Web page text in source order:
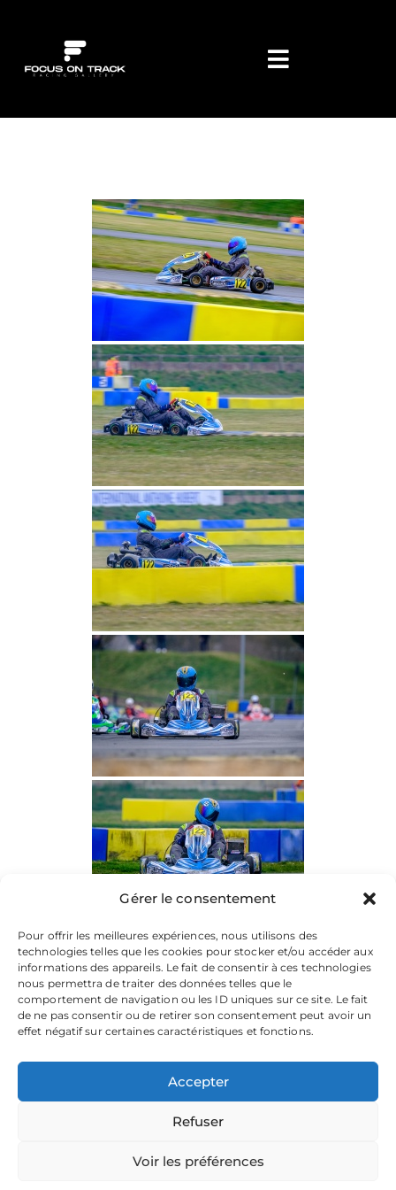
Gérer le consentement
Pour offrir les meilleures expériences, nous utilisons des
technologies telles que les cookies pour stocker et/ou accéder aux
informations des appareils. Le fait de consentir à ces technologies
nous permettra de traiter des données telles que le
comportement de navigation ou les ID uniques sur ce site. Le fait
de ne pas consentir ou de retirer son consentement peut avoir un
effet négatif sur certaines caractéristiques et fonctions.
Accepter
Refuser
Voir les préférences
votre passion.